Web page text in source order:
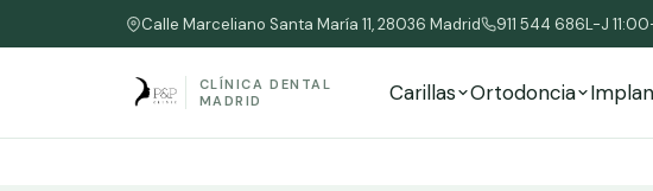
Calle Marceliano Santa María 11, 28036 Madrid 911 544 686L-J
CLÍNICA DENTAL
MADRID
Carillas Ortodoncia